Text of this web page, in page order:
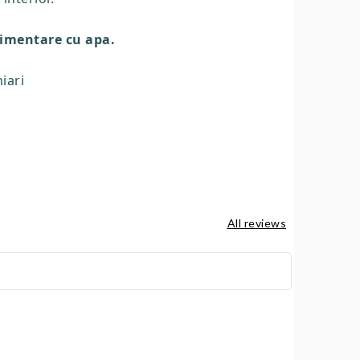
cu apa.
All reviews